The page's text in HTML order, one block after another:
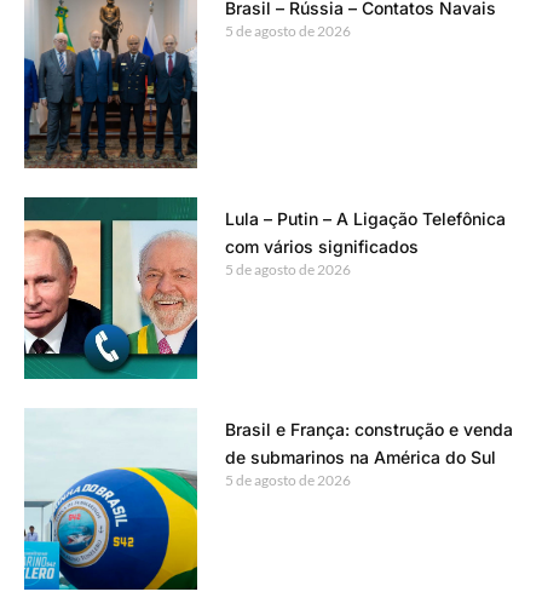
Brasil – Rússia – Contatos Navais
5 de agosto de 2026
Lula – Putin – A Ligação Telefônica
com vários significados
5 de agosto de 2026
Brasil e França: construção e venda
de submarinos na América do Sul
5 de agosto de 2026